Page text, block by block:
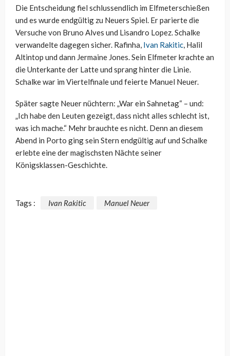
Die Entscheidung fiel schlussendlich im Elfmeterschießen
und es wurde endgültig zu Neuers Spiel. Er parierte die
Versuche von Bruno Alves und Lisandro Lopez. Schalke
verwandelte dagegen sicher. Rafinha, Ivan Rakitic, Halil
Altintop und dann Jermaine Jones. Sein Elfmeter krachte an
die Unterkante der Latte und sprang hinter die Linie.
Schalke war im Viertelfinale und feierte Manuel Neuer.
Später sagte Neuer nüchtern: „War ein Sahnetag“ – und:
„Ich habe den Leuten gezeigt, dass nicht alles schlecht ist,
was ich mache.“ Mehr brauchte es nicht. Denn an diesem
Abend in Porto ging sein Stern endgültig auf und Schalke
erlebte eine der magischsten Nächte seiner
Königsklassen-Geschichte.
Tags : Ivan Rakitic Manuel Neuer